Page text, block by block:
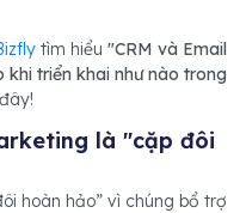
tìm hiểu "CRM và Email
triển khai như nào trong
là "cặp đôi
hoàn hảo” vì chúng bổ trợ